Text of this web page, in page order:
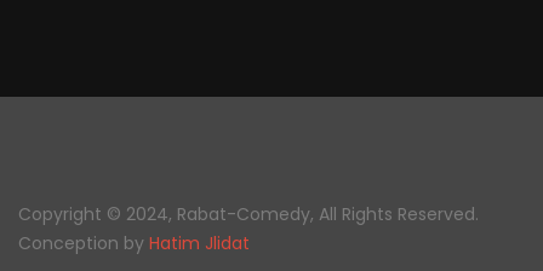
Copyright © 2024, Rabat-Comedy, All Rights Reserved.
Conception by Hatim Jlidat